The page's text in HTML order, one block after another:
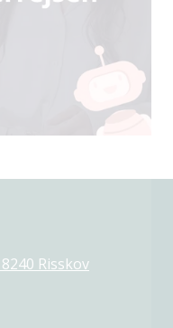
Risskov